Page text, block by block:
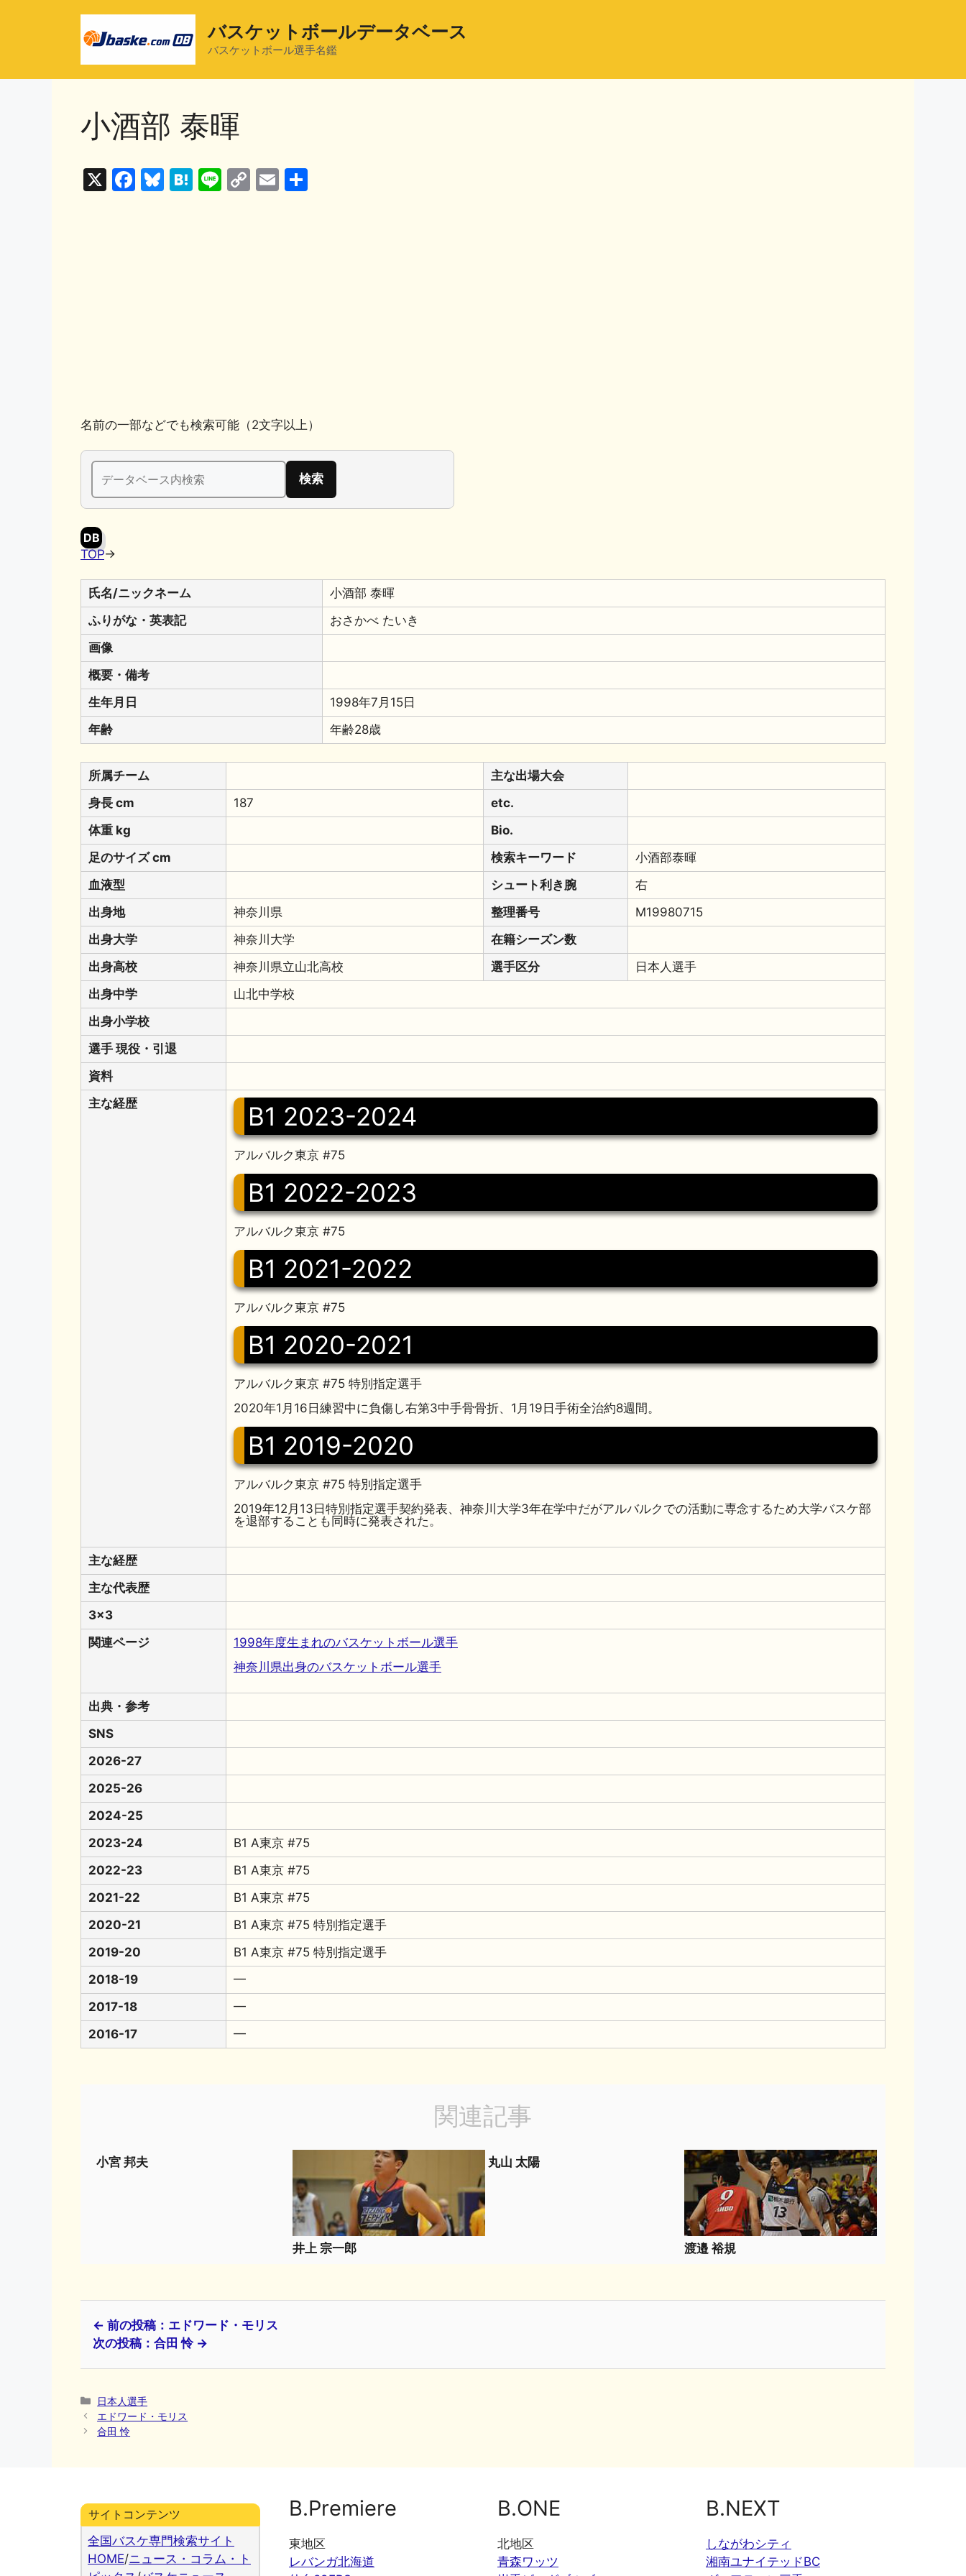
ツ
バスケットボールデータベース
バスケットボール選手名鑑
小酒部 泰暉
X
F
Bl H
Li C
E
名前の一部などでも検索可能（2文字以上）
検
索:
DB
TOP→
氏名/ニックネーム
小酒部 泰暉
ふりがな・英表記
おさかべ たいき
画像
概要・備考
生年月日
1998年7月15日
年齢
年齢28歳
所属チーム
主な出場大会
身長 cm
187
etc.
体重 kg
Bio.
足のサイズ cm
検索キーワード
小酒部泰暉
血液型
シュート利き腕
右
出身地
神奈川県 整理番号
M19980715
出身大学
神奈川大学
在籍シーズン数
出身高校
神奈川県立山北高校 選手区分
日本人選手
出身中学
山北中学校
出身小学校
選手 現役・引退
資料
主な経歴
B1 2023-2024
アルバルク東京 #75
B1 2022-2023
アルバルク東京 #75
B1 2021-2022
アルバルク東京 #75
B1 2020-2021
アルバルク東京 #75 特別指定選手
2020年1月16日練習中に負傷し右第3中手骨骨折、1月19日手術全治約8週間。
B1 2019-2020
アルバルク東京 #75 特別指定選手
2019年12月13日特別指定選手契約発表、神奈川大学3年在学中だがアルバルクでの活動に専念するため大学バスケ部
を退部することも同時に発表された。
主な経歴
主な代表歴
3x3
関連ページ
1998年度生まれのバスケットボール選手
神奈川県出身のバスケットボール選手
出典・参考
SNS
2026-27
2025-26
2024-25
2023-24
B1 A東京 #75
2022-23
B1 A東京 #75
2021-22
B1 A東京 #75
2020-21
B1 A東京 #75 特別指定選手
2019-20
B1 A東京 #75 特別指定選手
2018-19
━
2017-18
━
2016-17
━
関連記事
小宮 邦夫
井上 宗一郎
丸山 太陽
渡邉 裕規
← 前の投稿：エドワード・モリス
次の投稿：合田 怜 →
カ
テ
ゴ
日本人選手
エドワード・モリス
合田 怜
サイトコンテンツ
全国バスケ専門検索サイト
HOME/ニュース・コラム・ト
B.Premiere
東地区
レバンガ北海道
B.ONE
北地区
青森ワッツ
B.NEXT
しながわシティ
湘南ユナイテッドBC